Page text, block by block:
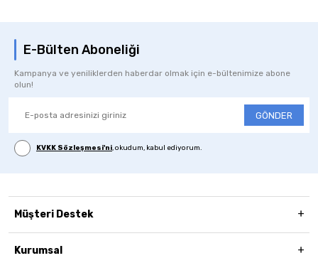
E-Bülten Aboneliği
Kampanya ve yeniliklerden haberdar olmak için e-bültenimize abone
olun!
GÖNDER
KVKK Sözleşmesi'ni, okudum, kabul ediyorum.
Müşteri Destek
Kurumsal